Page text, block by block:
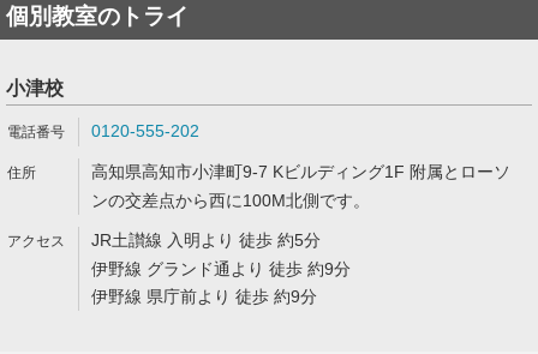
個別教室のトライ
小津校
0120-555-202
高知県高知市小津町9-7 Kビルディング1F 附属とローソ
ンの交差点から西に100M北側です。
JR土讃線 入明より 徒歩 約5分
伊野線 グランド通より 徒歩 約9分
伊野線 県庁前より 徒歩 約9分